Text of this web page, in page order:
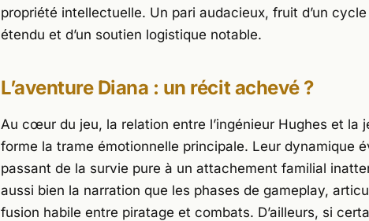
propriété intellectuelle. Un pari audacieux, fruit d’un
étendu et d’un soutien logistique notable.
L’aventure Diana : un récit achevé ?
Au cœur du jeu, la relation entre l’ingénieur Hughes et la
forme la trame émotionnelle principale. Leur dynamique
passant de la survie pure à un attachement familial
aussi bien la narration que les phases de gameplay,
fusion habile entre piratage et combats. D’ailleurs, si